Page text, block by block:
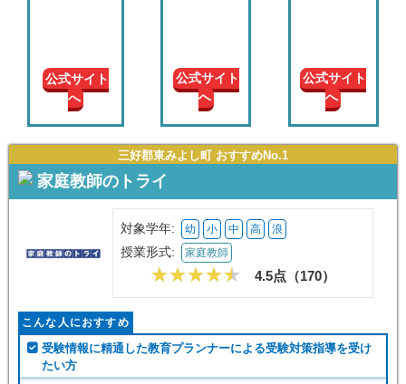
学年
授業形
式
この条件で絞り込む
公式サイト
へ
公式サイト
へ
公式サイト
へ
三好郡東みよし町 おすすめNo.1
家庭教師のトライ
対象学年: 幼 小 中 高 浪
授業形式: 家庭教師
4.5点（170）
こんな人におすすめ
受験情報に精通した教育プランナーによる受験対策指導を受け
たい方